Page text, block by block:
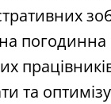
погодинна
та